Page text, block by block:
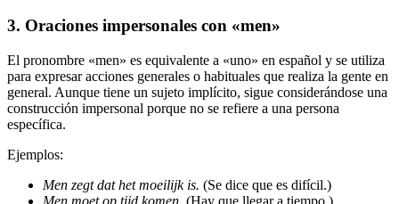
3. Oraciones impersonales con «men»
El pronombre «men» es equivalente a «uno» en español y se utiliza
para expresar acciones generales o habituales que realiza la gente en
general. Aunque tiene un sujeto implícito, sigue considerándose una
construcción impersonal porque no se refiere a una persona
específica.
Ejemplos:
Men zegt dat het moeilijk is. (Se dice que es difícil.)
Men moet op tijd komen. (Hay que llegar a tiempo.)